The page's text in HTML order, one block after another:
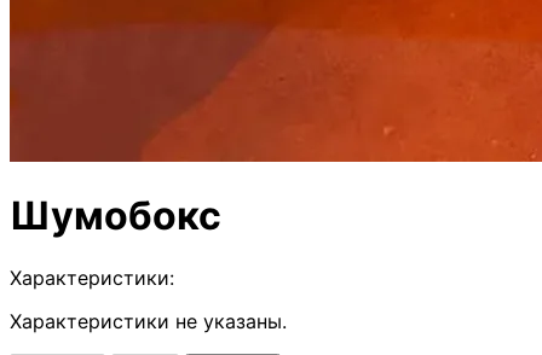
Шумобокс
Характеристики:
Характеристики не указаны.